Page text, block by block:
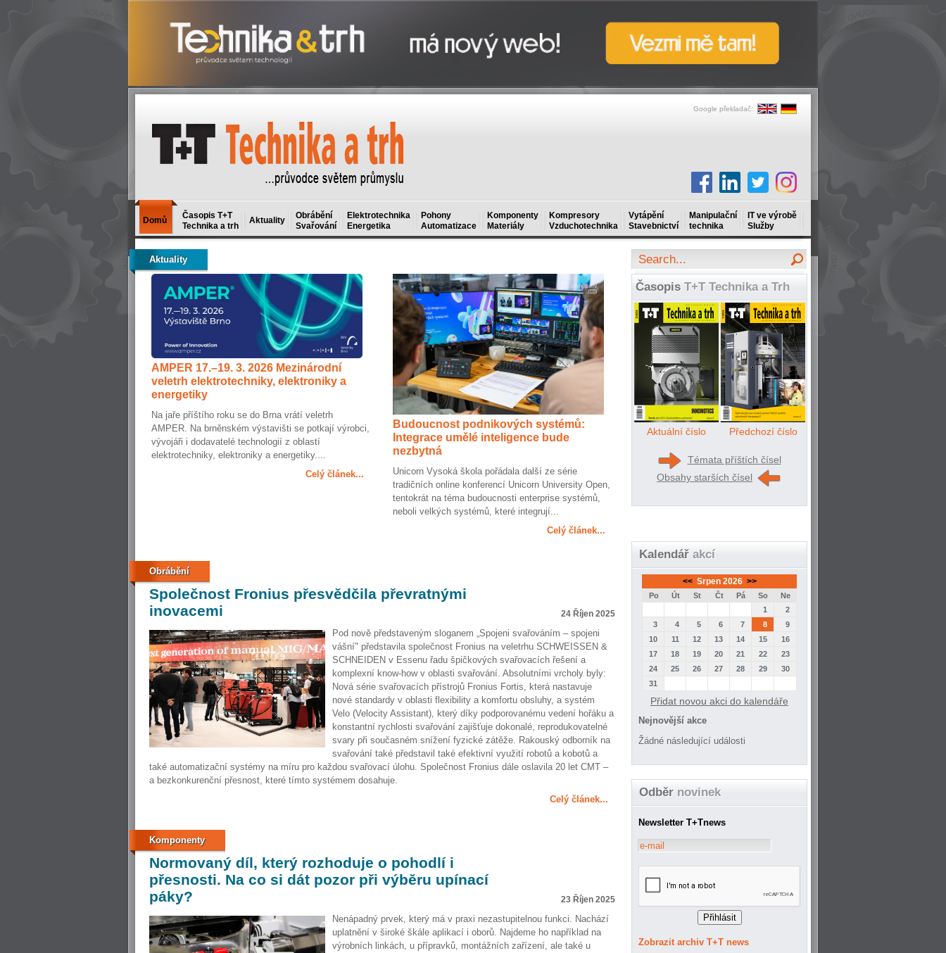
Google překladač:
Domů
Časopis T+T
Technika a trh
Aktuality
Obrábění
Svařování
Elektrotechnika
Energetika
Pohony
Automatizace
Komponenty
Materiály
Kompresory
Vzduchotechnika
Vytápění
Stavebnictví
Manipulační
technika
IT ve výrobě
Služby
Aktuality
AMPER 17.–19. 3. 2026 Mezinárodní
veletrh elektrotechniky, elektroniky a
energetiky
Na jaře příštího roku se do Brna vrátí veletrh
AMPER. Na brněnském výstavišti se potkají výrobci,
vývojáři i dodavatelé technologií z oblastí
elektrotechniky, elektroniky a energetiky....
Celý článek...
Budoucnost podnikových systémů:
Integrace umělé inteligence bude
nezbytná
Unicorn Vysoká škola pořádala další ze série
tradičních online konferencí Unicorn University Open,
tentokrát na téma budoucnosti enterprise systémů,
neboli velkých systémů, které integrují...
Celý článek...
Obrábění
Společnost Fronius přesvědčila převratnými
inovacemi
24 Říjen 2025
Pod nově představeným sloganem „Spojeni svařováním – spojeni
vášní" představila společnost Fronius na veletrhu SCHWEISSEN &
SCHNEIDEN v Essenu řadu špičkových svařovacích řešení a
komplexní know-how v oblasti svařování. Absolutními vrcholy byly:
Nová série svařovacích přístrojů Fronius Fortis, která nastavuje
nové standardy v oblasti flexibility a komfortu obsluhy, a systém
Velo (Velocity Assistant), který díky podporovanému vedení hořáku a
konstantní rychlosti svařování zajišťuje dokonalé, reprodukovatelné
svary při současném snížení fyzické zátěže. Rakouský odborník na
svařování také představil také efektivní využití robotů a kobotů a
také automatizační systémy na míru pro každou svařovací úlohu. Společnost Fronius dále oslavila 20 let CMT –
a bezkonkurenční přesnost, které tímto systémem dosahuje.
Celý článek...
Komponenty
Normovaný díl, který rozhoduje o pohodlí i
přesnosti. Na co si dát pozor při výběru upínací
páky?
23 Říjen 2025
Nenápadný prvek, který má v praxi nezastupitelnou funkci. Nachází
uplatnění v široké škále aplikací i oborů. Najdeme ho například na
výrobních linkách, u přípravků, montážních zařízení, ale také u
Časopis T+T Technika a Trh
Aktuální číslo Předchozí číslo
Témata příštích čísel
Obsahy starších čísel
Kalendář akcí
<< Srpen 2026 >>
Po Út St Čt Pá So
Ne
1
2
3
4 5 6 7 8
9
10
11 12 13 14 15
16
17
18 19 20 21 22
23
24
25 26 27 28 29
30
31
Přidat novou akci do kalendáře
Nejnovější akce
Žádné následující události
Odběr novinek
Newsletter T+Tnews
Zobrazit archiv T+T news